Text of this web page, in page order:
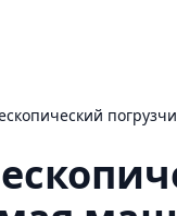
телескопический